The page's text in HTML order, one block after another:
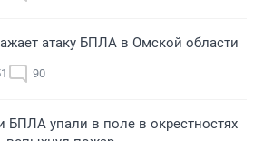
атаку БПЛА в Омской области
90
БПЛА упали в поле в окрестностях